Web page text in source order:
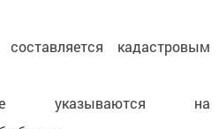
кадастровым
указываются на